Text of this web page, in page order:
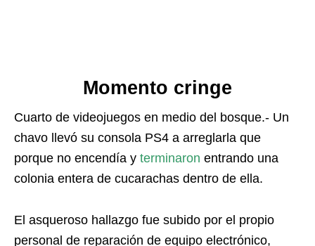
Momento cringe
Cuarto de videojuegos en medio del bosque.- Un
chavo llevó su consola PS4 a arreglarla que
porque no encendía y terminaron entrando una
colonia entera de cucarachas dentro de ella.
El asqueroso hallazgo fue subido por el propio
personal de reparación de equipo electrónico,